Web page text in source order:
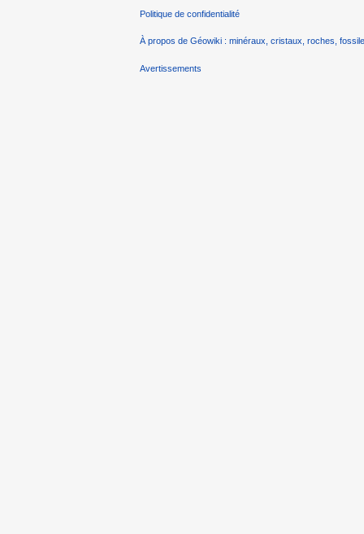
Politique de confidentialité
À propos de Géowiki : minéraux, cristaux, roches,
Avertissements